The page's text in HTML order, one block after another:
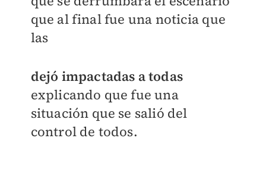
que al final fue una noticia que
las
dejó impactadas a todas
explicando que fue una
situación que se salió del
control de todos.